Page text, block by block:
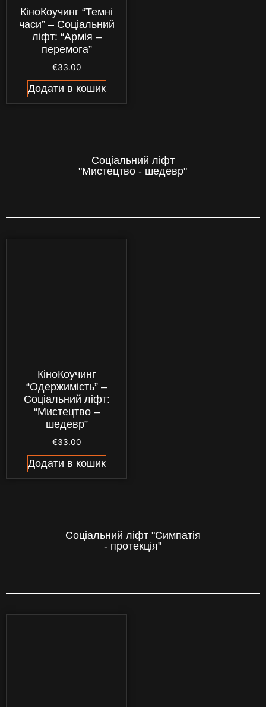
КіноКоучинг “Темні
часи” – Соціальний
ліфт: “Армія –
перемога”
€33.00
Додати в кошик
Соціальний ліфт
"Мистецтво - шедевр"
КіноКоучинг
“Одержимість” –
Соціальний ліфт:
“Мистецтво –
шедевр”
€33.00
Додати в кошик
Соціальний ліфт "Симпатія
- протекція"